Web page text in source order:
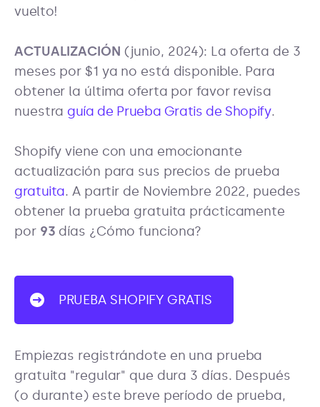
vuelto!
ACTUALIZACIÓN (junio, 2024): La oferta de 3
meses por $1 ya no está disponible. Para
obtener la última oferta por favor revisa
nuestra guía de Prueba Gratis de Shopify.
Shopify viene con una emocionante
actualización para sus precios de prueba
gratuita. A partir de Noviembre 2022, puedes
obtener la prueba gratuita prácticamente
por 93 días ¿Cómo funciona?
PRUEBA SHOPIFY GRATIS
Empiezas registrándote en una prueba
gratuita "regular" que dura 3 días. Después
(o durante) este breve período de prueba,